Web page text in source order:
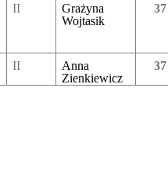
II
Grażyna
Wojtasik
37
II
Anna
Zienkiewicz
37